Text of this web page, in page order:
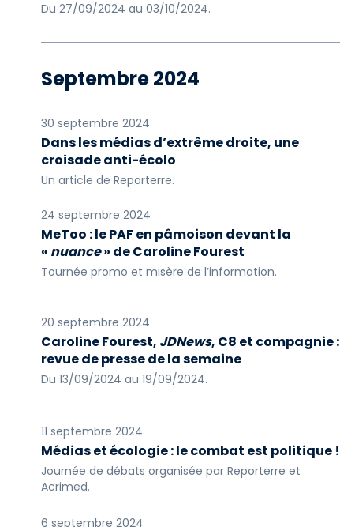
Du 27/09/2024 au 03/10/2024.
Septembre 2024
30 septembre 2024
Dans les médias d’extrême droite, une
croisade anti-écolo
Un article de Reporterre.
24 septembre 2024
MeToo : le PAF en pâmoison devant la
« nuance» de Caroline Fourest
Tournée promo et misère de l’information.
20 septembre 2024
Caroline Fourest, JDNews, C8 et compagnie :
revue de presse de la semaine
Du 13/09/2024 au 19/09/2024.
11 septembre 2024
Médias et écologie : le combat est politique !
Journée de débats organisée par Reporterre et
Acrimed.
6 septembre 2024